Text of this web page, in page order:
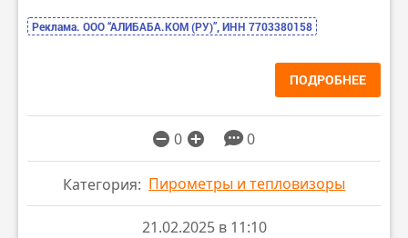
Реклама. ООО “АЛИБАБА.КОМ (РУ)”, ИНН 7703380158
ПОДРОБНЕЕ
0 0
Категория: Пирометры и тепловизоры
21.02.2025 в 11:10